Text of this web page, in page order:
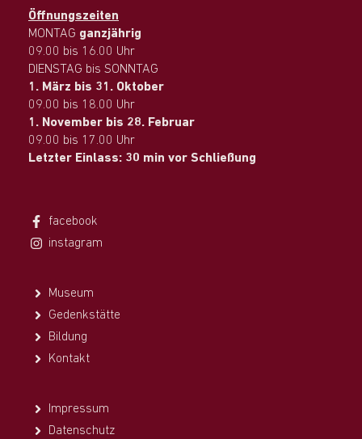
Öffnungszeiten
MONTAG ganzjährig
09.00 bis 16.00 Uhr
DIENSTAG bis SONNTAG
1. März bis 31. Oktober
09.00 bis 18.00 Uhr
1. November bis 28. Februar
09.00 bis 17.00 Uhr
Letzter Einlass: 30 min vor Schließung
facebook
instagram
Museum
Gedenkstätte
Bildung
Kontakt
Impressum
Datenschutz